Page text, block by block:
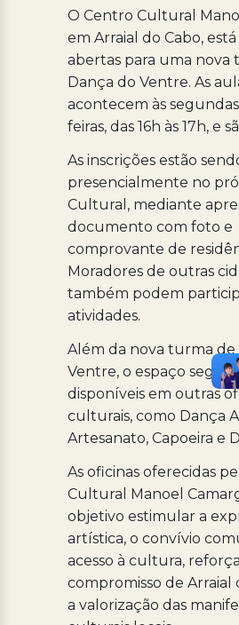
O Centro Cultural
em Arraial do Cabo,
abertas para uma nova
Dança do Ventre. As
acontecem às
feiras, das 16h às 17h, e
As inscrições estão
presencialmente no
Cultural, mediante
documento com foto e
comprovante de
Moradores de outras
também podem
atividades.
Além da nova turma de
Ventre, o espaço segue
disponíveis em outras
culturais, como Dança
Artesanato, Capoeira e
As oficinas oferecidas
Cultural Manoel
objetivo estimular a
artística, o convívio
acesso à cultura,
compromisso de Arraial
a valorização das